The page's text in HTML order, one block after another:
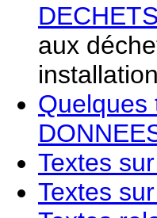
DECHETS
aux
Quelques
Textes
Textes